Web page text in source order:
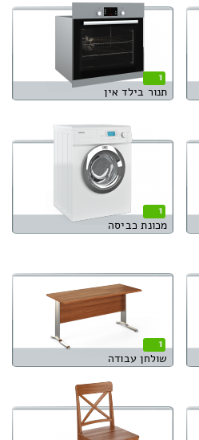
1
תנור בילד אין
1
מכונת כביסה
1
שולחן עבודה